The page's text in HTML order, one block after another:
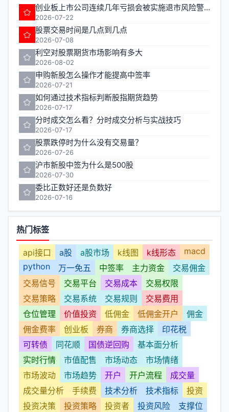
创业板上市公司连续几年亏损会被实施退市风险警示
2026-07-22
股票交易时间是几点到几点
2026-07-08
利空对股票期货市场影响有多大
2026-08-02
申购新股怎么操作才能提高中签率
2026-07-21
如何通过技术指标判断股指期货趋势
2026-07-17
分时成交怎么看？分时成交分析与实战技巧
2026-07-17
股票跌停时为什么没有交易量？
2026-07-26
沪市新股中签为什么是500股
2026-07-30
委比正数好还是负数好
2026-07-16
热门标签
api接口 a股 a股市场 k线图 k线形态
macd
python
万一免五 中签率 主力资金
交易佣金
交易信号
交易平台 交易成本
交易权限
交易策略
交易系统 交易规则
交易费用
仓位管理
价值投资 低佣金 低佣金开户
佣金
佣金费率
创业板 券商 券商选择
印花税
可转债
同花顺 国债逆回购
基本面分析
实时行情
市值配售 市场动态
市场情绪
市场波动
市场趋势 开户 开户流程
成交量
成交量分析
手续费 技术分析 技术指标
投资
投资决策
投资策略 投资者 投资风险
支撑位